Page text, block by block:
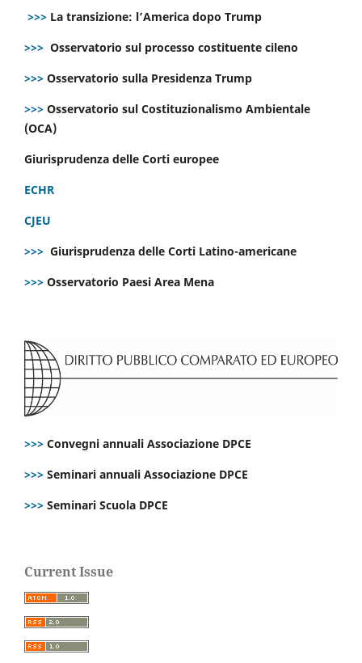
>>> La transizione: l’America dopo Trump
>>> Osservatorio sul processo costituente cileno
>>> Osservatorio sulla Presidenza Trump
>>> Osservatorio sul Costituzionalismo Ambientale
(OCA)
Giurisprudenza delle Corti europee
ECHR
CJEU
>>> Giurisprudenza delle Corti Latino-americane
>>> Osservatorio Paesi Area Mena
>>> Convegni annuali Associazione DPCE
>>> Seminari annuali Associazione DPCE
>>> Seminari Scuola DPCE
Current Issue